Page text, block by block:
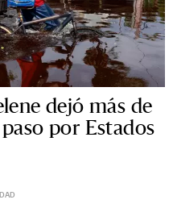
dejó más de
por Estados